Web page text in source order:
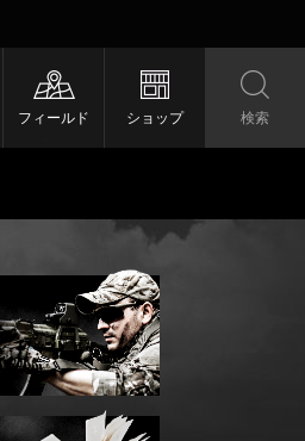
フィールド ショップ 検索